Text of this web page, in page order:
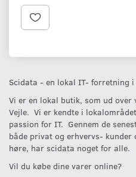
Scidata - en lokal IT- forretning i
Vi er en lokal butik, som ud
Vejle. Vi er kendte i
passion for IT. Gennem de
både privat og erhvervs- kunder
høre, har scidata noget for alle.
Vil du købe dine varer online?